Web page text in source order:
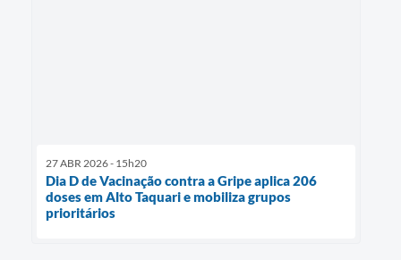
27 ABR 2026 - 15h20
Dia D de Vacinação contra a Gripe aplica 206
doses em Alto Taquari e mobiliza grupos
prioritários